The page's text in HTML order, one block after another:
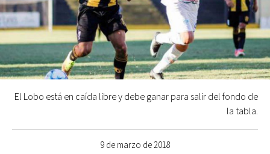
9 de marzo de 2018
El Lobo está en caída libre y debe ganar para salir del fondo de
la tabla.